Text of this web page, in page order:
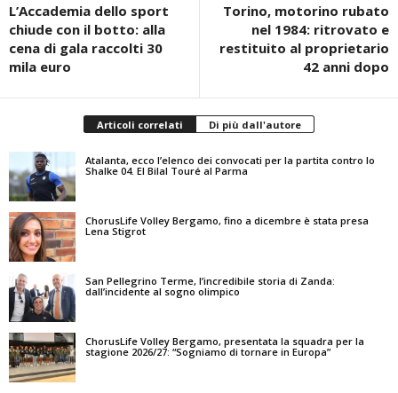
L’Accademia dello sport
chiude con il botto: alla
cena di gala raccolti 30
mila euro
Torino, motorino rubato
nel 1984: ritrovato e
restituito al proprietario
42 anni dopo
Articoli correlati Di più dall'autore
Atalanta, ecco l’elenco dei convocati per la partita contro lo
Shalke 04. El Bilal Touré al Parma
ChorusLife Volley Bergamo, fino a dicembre è stata presa
Lena Stigrot
San Pellegrino Terme, l’incredibile storia di Zanda:
dall’incidente al sogno olimpico
ChorusLife Volley Bergamo, presentata la squadra per la
stagione 2026/27: “Sogniamo di tornare in Europa”